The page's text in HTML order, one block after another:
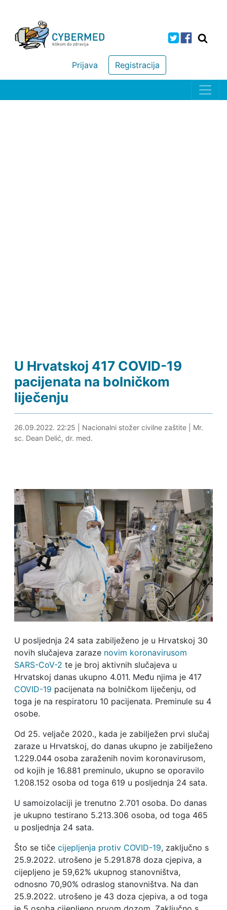
Registracija
Prijava
U Hrvatskoj 417 COVID-19
pacijenata na bolničkom
liječenju
26.09.2022. 23:30
26.09.2022. 22:25 Nacionalni stožer civilne zaštite| Mr.
sc. Dean Delić, dr. med.
U posljednja 24 sata zabilježeno je u Hrvatskoj 30
novih slučajeva zaraze novim koronavirusom
SARS-CoV-2 te je broj aktivnih slučajeva u
Hrvatskoj danas ukupno 4.011. Među njima je 417
COVID-19 pacijenata na bolničkom liječenju, od
toga je na respiratoru 10 pacijenata. Preminule su 4
osobe.
Od 25. veljače 2020., kada je zabilježen prvi slučaj
zaraze u Hrvatskoj, do danas ukupno je zabilježeno
1.229.044 osoba zaraženih novim koronavirusom,
od kojih je 16.881 preminulo, ukupno se oporavilo
1.208.152 osoba od toga 619 u posljednja 24 sata.
U samoizolaciji je trenutno 2.701 osoba. Do danas
je ukupno testirano 5.213.306 osoba, od toga 465
u posljednja 24 sata.
Što se tiče cijepljenja protiv COVID-19, zaključno s
25.9.2022. utrošeno je 5.291.878 doza cjepiva, a
cijepljeno je 59,62% ukupnog stanovništva,
odnosno 70,90% odraslog stanovništva. Na dan
25.9.2022. utrošeno je 43 doza cjepiva, a od toga